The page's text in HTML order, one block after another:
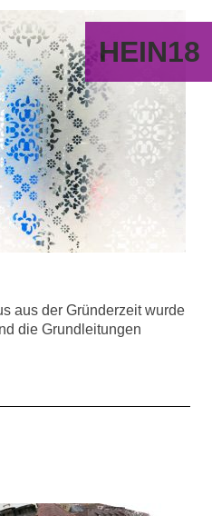
HEIN18
aus der Gründerzeit wurde
die Grundleitungen